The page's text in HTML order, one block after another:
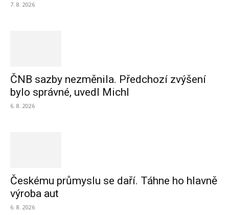
7. 8. 2026
ČNB sazby nezměnila. Předchozí zvýšení
bylo správné, uvedl Michl
6. 8. 2026
Českému průmyslu se daří. Táhne ho hlavně
výroba aut
6. 8. 2026